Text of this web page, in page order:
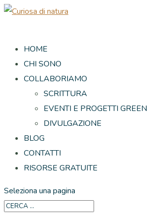
HOME
CHI SONO
COLLABORIAMO
SCRITTURA
EVENTI E PROGETTI GREEN
DIVULGAZIONE
BLOG
CONTATTI
RISORSE GRATUITE
Seleziona una pagina